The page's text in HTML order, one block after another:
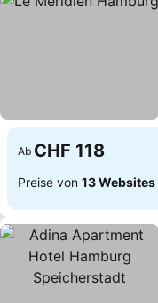
Ab CHF 118
Preise von 13 Websites